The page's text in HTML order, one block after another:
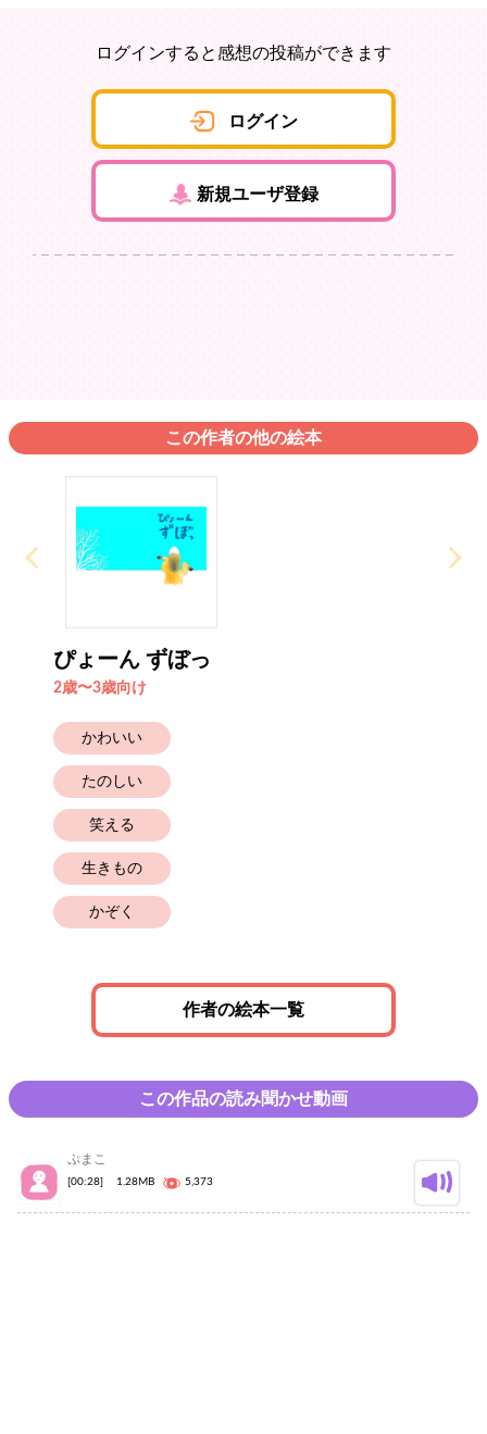
ログインすると感想の投稿ができます
ログイン
新規ユーザ登録
この作者の他の絵本
ぴょーん ずぼっ
2歳〜3歳向け
かわいい
たのしい
笑える
生きもの
かぞく
作者の絵本一覧
この作品の読み聞かせ動画
ぷまこ
[00:28] 1.28MB 5,373